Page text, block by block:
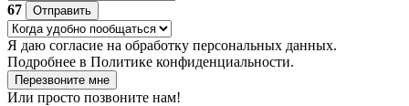
67
Отправить
Я даю согласие на обработку персональных данных.
Подробнее в Политике конфиденциальности.
Перезвоните мне
Или просто позвоните нам!